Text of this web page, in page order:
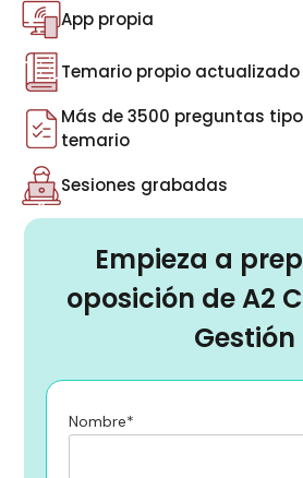
App propia
Temario propio actualizado
Más de 3500 preguntas
temario
Sesiones grabadas
Empieza a
oposición de A2
Gestión
Nombre*